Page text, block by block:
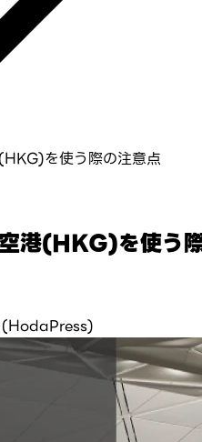
を使う際の注意点
港(HKG)を使う